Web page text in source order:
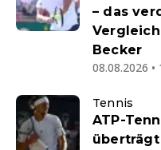
– das
Becker
08.08.2026 •
Tennis
ATP-
überträgt